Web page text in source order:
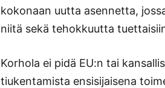
kokonaan uutta asennetta,
niitä sekä tehokkuutta
Korhola ei pidä EU:n tai
tiukentamista ensisijaisena